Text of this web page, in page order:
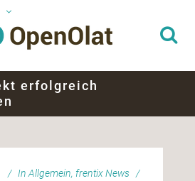
erfolgreich
In Allgemein, frentix News